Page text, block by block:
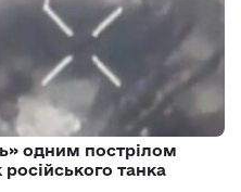
одним пострілом
танка